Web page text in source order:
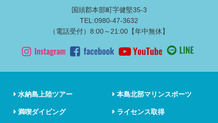
国頭郡本部町字健堅35-3
TEL:0980-47-3632
（電話受付）8:00～21:00【年中無休】
水納島上陸ツアー 本島北部マリンスポーツ
満喫ダイビング ライセンス取得